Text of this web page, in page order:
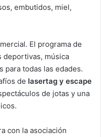
embutidos, miel,
El programa de
deportivas, música
para todas las edades.
de lasertag y escape
de jotas y una
con la asociación